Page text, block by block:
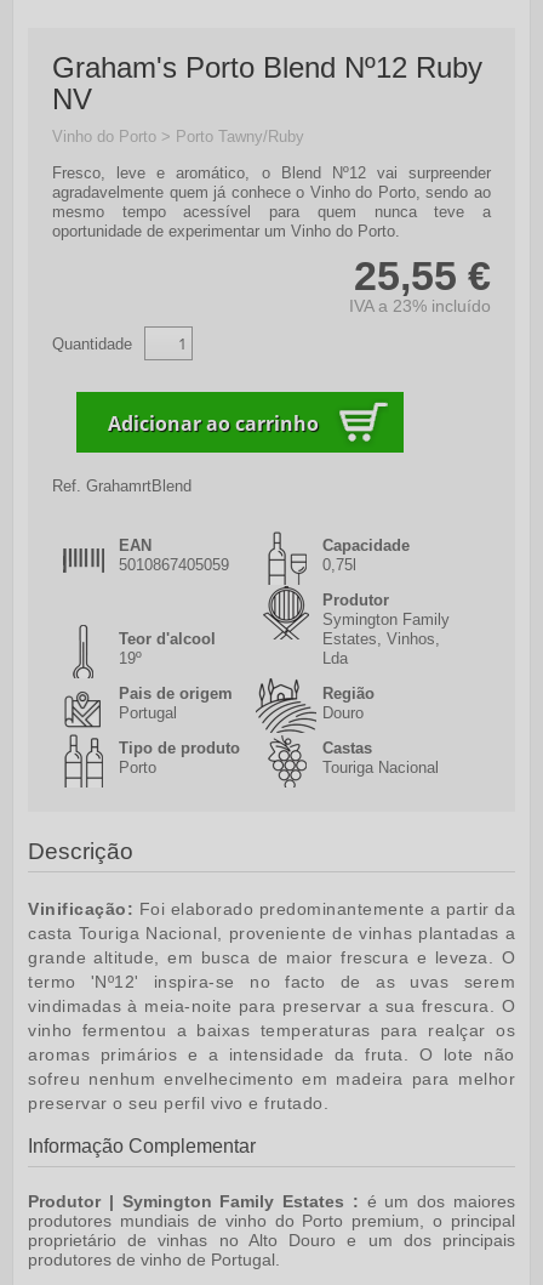
Graham's Porto Blend Nº12 Ruby
NV
Vinho do Porto > Porto Tawny/Ruby
Fresco, leve e aromático, o Blend Nº12 vai surpreender
agradavelmente quem já conhece o Vinho do Porto, sendo ao
mesmo tempo acessível para quem nunca teve a
oportunidade de experimentar um Vinho do Porto.
25,55 €
IVA a 23% incluído
Quantidade
Ref. GrahamrtBlend
EAN
5010867405059
Capacidade
0,75l
Teor d'alcool
19º
Produtor
Symington Family
Estates, Vinhos,
Lda
Pais de origem
Portugal
Região
Douro
Tipo de produto
Porto
Castas
Touriga Nacional
Descrição
Vinificação: Foi elaborado predominantemente a partir da
casta Touriga Nacional, proveniente de vinhas plantadas a
grande altitude, em busca de maior frescura e leveza. O
termo 'Nº12' inspira-se no facto de as uvas serem
vindimadas à meia-noite para preservar a sua frescura. O
vinho fermentou a baixas temperaturas para realçar os
aromas primários e a intensidade da fruta. O lote não
sofreu nenhum envelhecimento em madeira para melhor
preservar o seu perfil vivo e frutado.
Informação Complementar
Produtor | Symington Family Estates : é um dos maiores
produtores mundiais de vinho do Porto premium, o principal
proprietário de vinhas no Alto Douro e um dos principais
produtores de vinho de Portugal.